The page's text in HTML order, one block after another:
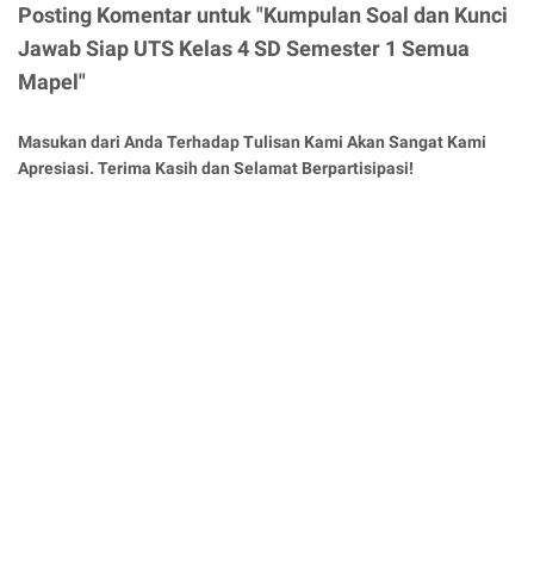
Posting Komentar untuk "Kumpulan Soal dan Kunci
Jawab Siap UTS Kelas 4 SD Semester 1 Semua
Mapel"
Masukan dari Anda Terhadap Tulisan Kami Akan Sangat Kami
Apresiasi. Terima Kasih dan Selamat Berpartisipasi!